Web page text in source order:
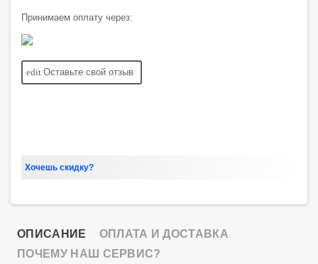
Принимаем оплату через:
edit Оставьте свой отзыв
Хочешь скидку?
ОПИСАНИЕ
ОПЛАТА И ДОСТАВКА
ПОЧЕМУ НАШ СЕРВИС?